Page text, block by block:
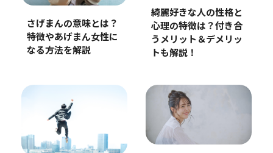
さげまんの意味とは？
特徴やあげまん女性に
なる方法を解説
綺麗好きな人の性格と
心理の特徴は？付き合
うメリット＆デメリッ
トも解説！